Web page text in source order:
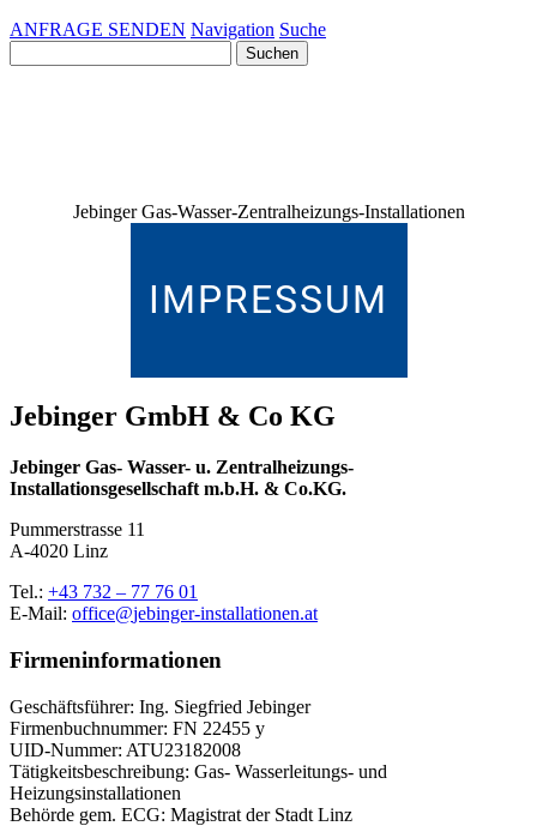
ANFRAGE SENDEN Navigation Suche
nach:
Jebinger Gas-Wasser-Zentralheizungs-Installationen
IMPRESSUM
Jebinger GmbH & Co KG
Jebinger Gas- Wasser- u. Zentralheizungs-
Installationsgesellschaft m.b.H. & Co.KG.
Pummerstrasse 11
A-4020 Linz
Tel.: +43 732 – 77 76 01
E-Mail: office@jebinger-installationen.at
Firmeninformationen
Geschäftsführer: Ing. Siegfried Jebinger
Firmenbuchnummer: FN 22455 y
UID-Nummer: ATU23182008
Tätigkeitsbeschreibung: Gas- Wasserleitungs- und
Heizungsinstallationen
Behörde gem. ECG: Magistrat der Stadt Linz